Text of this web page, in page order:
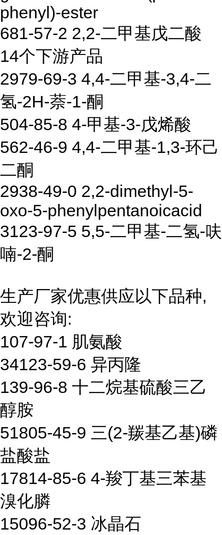
phenyl)-ester
681-57-2 2,2-二甲基戊二酸
14个下游产品
2979-69-3 4,4-二甲基-3,4-二
氢-2H-萘-1-酮
504-85-8 4-甲基-3-戊烯酸
562-46-9 4,4-二甲基-1,3-环己
二酮
2938-49-0 2,2-dimethyl-5-
oxo-5-phenylpentanoicacid
3123-97-5 5,5-二甲基-二氢-呋
喃-2-酮
生产厂家优惠供应以下品种,
欢迎咨询:
107-97-1 肌氨酸
34123-59-6 异丙隆
139-96-8 十二烷基硫酸三乙
醇胺
51805-45-9 三(2-羰基乙基)磷
盐酸盐
17814-85-6 4-羧丁基三苯基
溴化膦
15096-52-3 冰晶石